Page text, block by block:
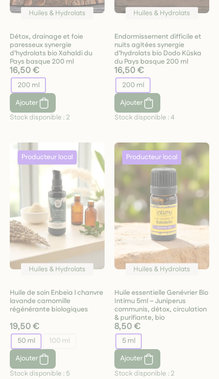
Huiles & Hydrolats
Détox, drainage et foie
paresseux synergie
d’hydrolats bio Xahaldi du
Pays basque 200 ml
16,50 €
200 ml
Ajouter
Stock disponible : 2
Huiles & Hydrolats
Endormissement difficile et
nuits agitées synergie
d’hydrolats bio Dodo Küska
du Pays basque 200 ml
16,50 €
200 ml
Ajouter
Stock disponible :4
Huiles & Hydrolats
Huile de soin Enbeia l chanvre
lavande camomille
régénérante biologiques
19,50 €
50 ml
100 ml
Ajouter
Stock disponible : 5
Huiles & Hydrolats
Huile essentielle Genévrier Bio
Intímu 5ml – Juniperus
communis, détox, circulation
& purifiante, bio
8,50 €
5 ml
Ajouter
Stock disponible : 2